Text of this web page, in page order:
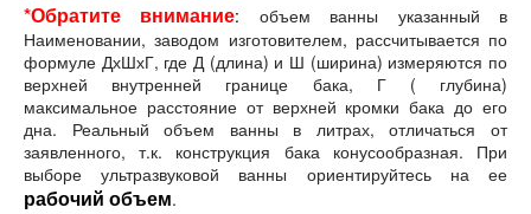
*Обратите внимание: объем ванны указанный в
Наименовании, заводом изготовителем, рассчитывается по
формуле ДхШхГ, где Д (длина) и Ш (ширина) измеряются по
верхней внутренней границе бака, Г ( глубина)
максимальное расстояние от верхней кромки бака до его
дна. Реальный объем ванны в литрах, отличаться от
заявленного, т.к. конструкция бака конусообразная. При
выборе ультразвуковой ванны ориентируйтесь на ее
рабочий объем.